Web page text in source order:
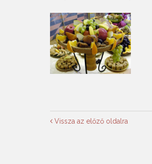
Vissza az előző oldalra